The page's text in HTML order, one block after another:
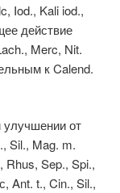
Iod., Kali iod.,
действие
Merc, Nit.
к Calend.
улучшении от
Sil., Mag. m.
Sep., Spi.,
Ant. t., Cin., Sil.,